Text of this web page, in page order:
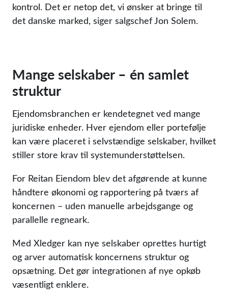
kontrol. Det er netop det, vi ønsker at bringe til
det danske marked, siger salgschef Jon Solem.
Mange selskaber – én samlet
struktur
Ejendomsbranchen er kendetegnet ved mange
juridiske enheder. Hver ejendom eller portefølje
kan være placeret i selvstændige selskaber, hvilket
stiller store krav til systemunderstøttelsen.
For Reitan Eiendom blev det afgørende at kunne
håndtere økonomi og rapportering på tværs af
koncernen – uden manuelle arbejdsgange og
parallelle regneark.
Med Xledger kan nye selskaber oprettes hurtigt
og arver automatisk koncernens struktur og
opsætning. Det gør integrationen af nye opkøb
væsentligt enklere.